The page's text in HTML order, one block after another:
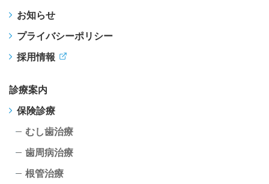
お知らせ
プライバシーポリシー
採用情報
診療案内
保険診療
むし歯治療
歯周病治療
根管治療